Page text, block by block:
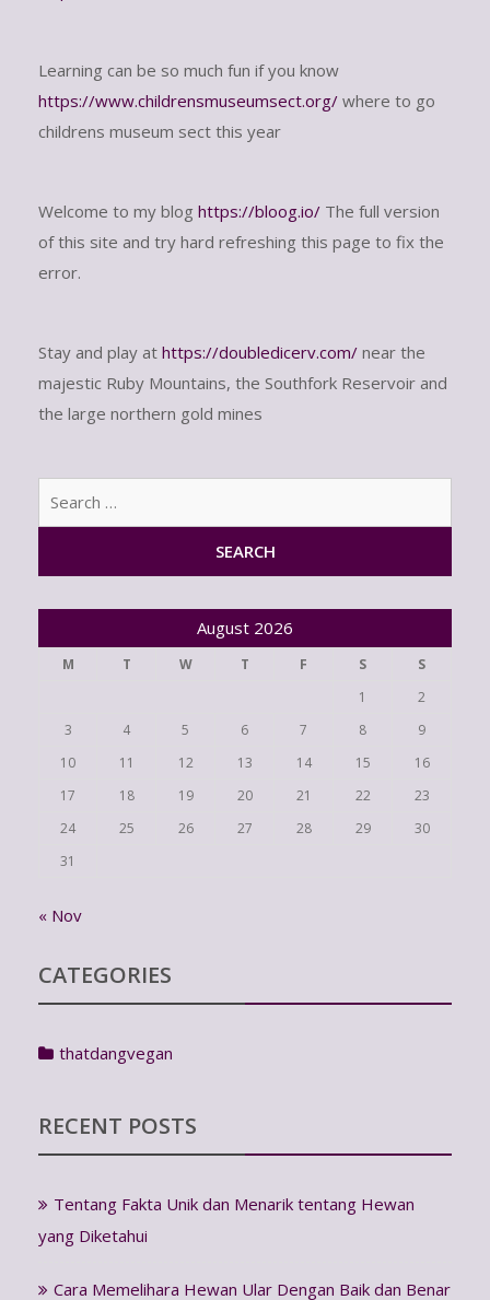
Learning can be so much fun if you know
https://www.childrensmuseumsect.org/ where to go
childrens museum sect this year
Welcome to my blog https://bloog.io/ The full version
of this site and try hard refreshing this page to fix the
error.
Stay and play at https://doubledicerv.com/ near the
majestic Ruby Mountains, the Southfork Reservoir and
the large northern gold mines
August 2026
M T W T F S
S
1
2
3
4 5 6 7 8
9
10
11 12 13 14 15
16
17
18 19 20 21 22
23
24
25 26 27 28 29
30
31
« Nov
CATEGORIES
thatdangvegan
RECENT POSTS
Tentang Fakta Unik dan Menarik tentang Hewan
yang Diketahui
Cara Memelihara Hewan Ular Dengan Baik dan Benar